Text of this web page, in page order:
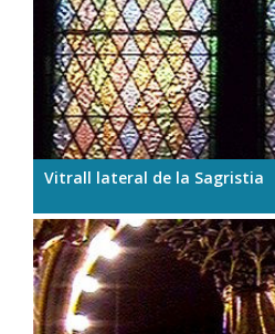
Vitrall lateral de la Sagristia